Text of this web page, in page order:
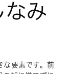
なみ
な要素です。前